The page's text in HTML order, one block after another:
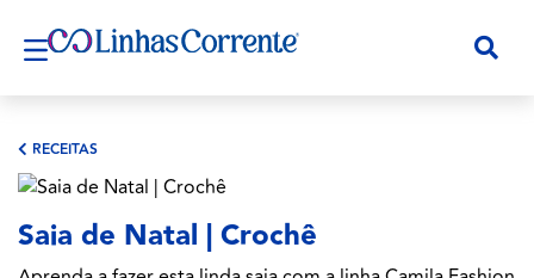
RECEITAS
Saia de Natal | Crochê